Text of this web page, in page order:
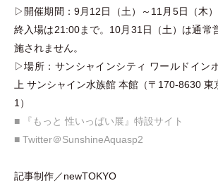
▷開催期間：9月12日
（土） ～11月5日 （木）
終入場は21:00まで。10月31日
（土） は通常
施されません。
▷場所：サンシャインシティ ワールドイン
上 サンシャイン水族館 本館 （〒170-8630 東
1）
■ 『もっと 性いっぱい展』特設サイト
■ Twitter＠SunshineAquasp2
記事制作／newTOKYO